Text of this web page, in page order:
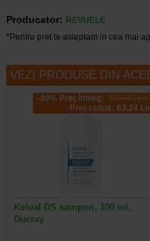
Producator:
REVUELE
*Pentru pret te asteptam in cea mai
VEZI PRODUSE DIN
-40% Preț întreg: 105.40 Lei
Preț redus: 63.24
Kelual DS sampon, 100 ml,
Ducray